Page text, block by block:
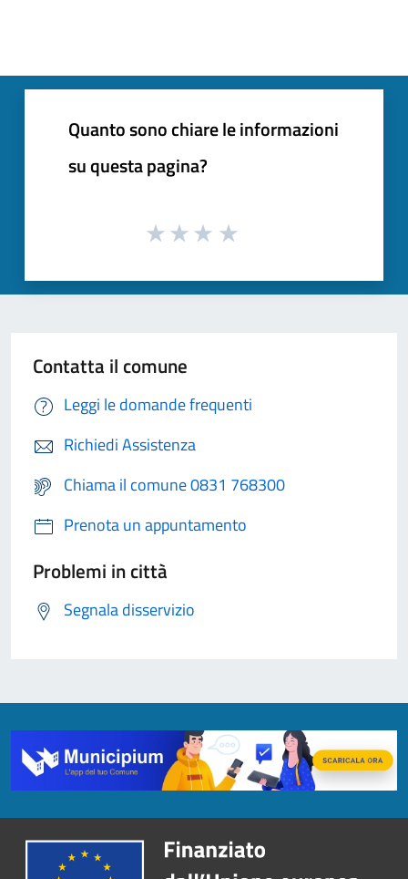
Quanto sono chiare le informazioni
su questa pagina?
Contatta il comune
Leggi le domande frequenti
Richiedi Assistenza
Chiama il comune 0831 768300
Prenota un appuntamento
Problemi in città
Segnala disservizio